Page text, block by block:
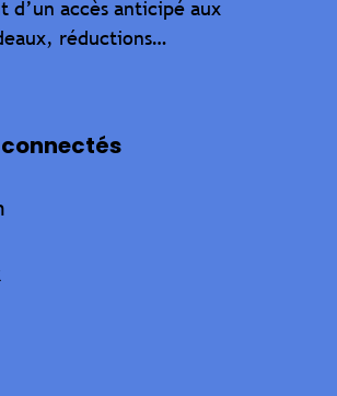
d’un accès anticipé aux
réductions…